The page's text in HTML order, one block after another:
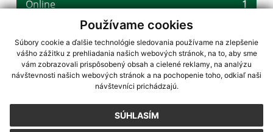
Používame cookies
Súbory cookie a ďalšie technológie sledovania používame na zlepšenie
vášho zážitku z prehliadania našich webových stránok, na to, aby sme
vám zobrazovali prispôsobený obsah a cielené reklamy, na analýzu
návštevnosti našich webových stránok a na pochopenie toho, odkiaľ naši
návštevníci prichádzajú.
SÚHLASÍM
využite možnosť získavania aktuálnych informácií s využitím RSS
CMS systém (redakčný) systém ECHELON 2,Mapa stránok,web portál
webex.digital, s.r.o.,domény,registrácia domény
Posledná aktualizácia:05.08.2026